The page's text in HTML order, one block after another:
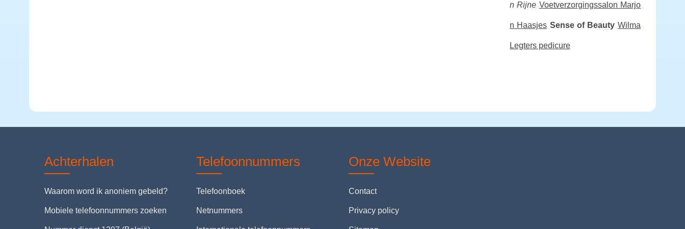
n Rijne Voetverzorgingssalon Marjo
n Haasjes Sense of Beauty Wilma
Legters pedicure
Achterhalen
Waarom word ik anoniem gebeld?
Mobiele telefoonnummers zoeken
Telefoonnummers
Telefoonboek
Netnummers
Onze Website
Contact
Privacy policy